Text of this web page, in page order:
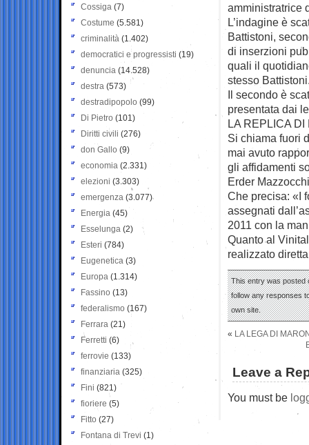
amministratrice
L’indagine è
Battistoni,
di inserzioni
quali il
stesso
Il secondo è
presentata dai
LA REPLICA
Si chiama fuori
mai avuto
gli affidamenti
Erder
Che precisa: «I
assegnati
2011 con la
Quanto al
realizzato
This entry was posted
follow any responses
own site.
« LA LEGA DI
Leave a
You must be
Cossiga (7)
Costume (5.581)
criminalità (1.402)
democratici e progressisti (19)
denuncia (14.528)
destra (573)
destradipopolo (99)
Di Pietro (101)
Diritti civili (276)
don Gallo (9)
economia (2.331)
elezioni (3.303)
emergenza (3.077)
Energia (45)
Esselunga (2)
Esteri (784)
Eugenetica (3)
Europa (1.314)
Fassino (13)
federalismo (167)
Ferrara (21)
Ferretti (6)
ferrovie (133)
finanziaria (325)
Fini (821)
fioriere (5)
Fitto (27)
Fontana di Trevi (1)